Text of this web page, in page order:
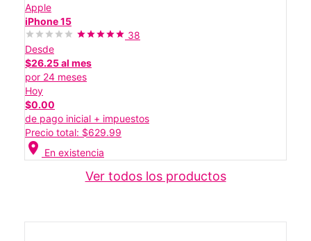
Apple
iPhone 15
38
Desde
$26.25 al mes
por 24 meses
Hoy
$0.00
de pago inicial + impuestos
Precio total: $629.99
location_on En existencia
Ver todos los productos